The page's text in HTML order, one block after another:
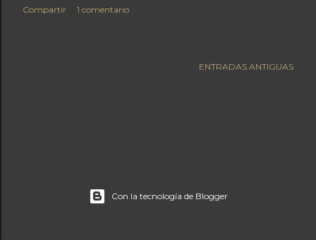
Compartir 1 comentario
ENTRADAS ANTIGUAS
Con la tecnología de Blogger